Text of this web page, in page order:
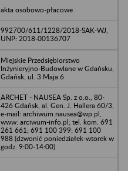
akta osobowo-płacowe
992700/611/1228/2018-SAK-WJ,
UNP: 2018-00136707
Miejskie Przedsiębiorstwo
Inżynieryjno-Budowlane w Gdańsku,
Gdańsk, ul. 3 Maja 6
ARCHET - NAUSEA Sp. z o.o., 80-
426 Gdańsk, al. Gen. J. Hallera 60/3,
e-mail: archiwum.nausea@wp.pl,
www: arciwum-info.pl; tel. kom. 691
261 661; 691 100 399; 691 100
988 (dzwonić poniedziałek-wtorek w
godz. 9:00-14:00)